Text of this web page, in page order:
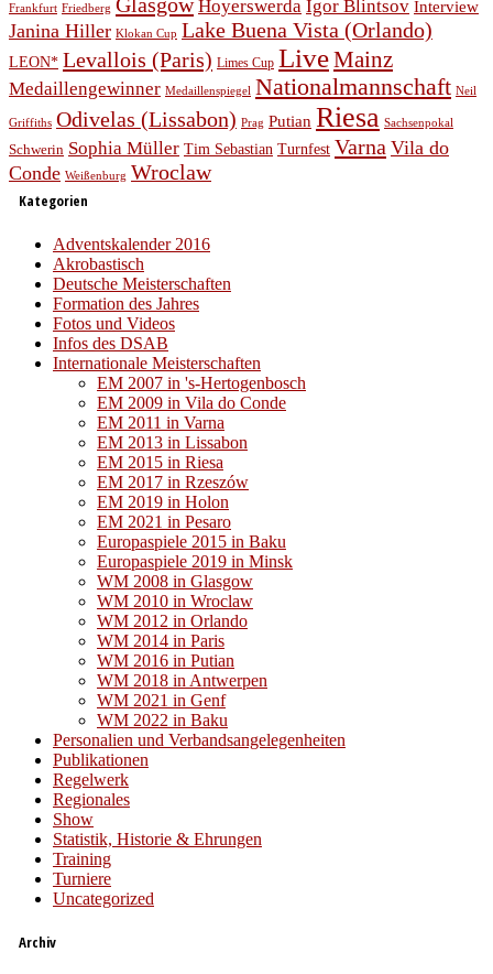
Frankfurt Friedberg Hoyerswerda Igor Blintsov Interview
Janina Hiller Klokan Cup Lake Buena Vista (Orlando)
LEON* Levallois (Paris) Limes Cup LiveMainz
Medaillengewinner Medaillenspiegel Nationalmannschaft Neil
Griffiths Odivelas (Lissabon) Prag Putian Riesa Sachsenpokal
Schwerin Sophia Müller Tim Sebastian Turnfest Varna Vila do
Conde Weißenburg Wroclaw
Kategorien
Adventskalender 2016
Akrobastisch
Deutsche Meisterschaften
Formation des Jahres
Fotos und Videos
Infos des DSAB
Internationale Meisterschaften
EM 2007 in 's-Hertogenbosch
EM 2009 in Vila do Conde
EM 2011 in Varna
EM 2013 in Lissabon
EM 2015 in Riesa
EM 2017 in Rzeszów
EM 2019 in Holon
EM 2021 in Pesaro
Europaspiele 2015 in Baku
Europaspiele 2019 in Minsk
WM 2008 in Glasgow
WM 2010 in Wroclaw
WM 2012 in Orlando
WM 2014 in Paris
WM 2016 in Putian
WM 2018 in Antwerpen
WM 2021 in Genf
WM 2022 in Baku
Personalien und Verbandsangelegenheiten
Publikationen
Regelwerk
Regionales
Show
Statistik, Historie & Ehrungen
Training
Turniere
Uncategorized
Archiv